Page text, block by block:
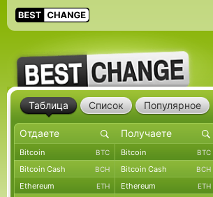
Таблица Список Популярное
Bitcoin BTC Bitcoin BTC
Bitcoin Cash BCH Bitcoin Cash BCH
Ethereum ETH Ethereum ETH